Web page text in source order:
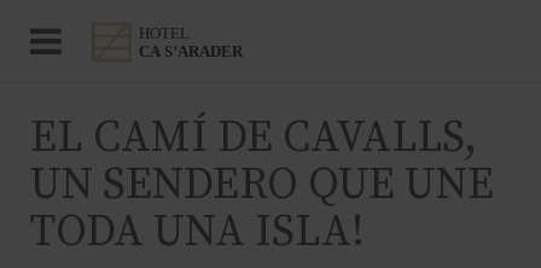
EL CAMÍ DE CAVALLS,
UN SENDERO QUE UNE
TODA UNA ISLA!